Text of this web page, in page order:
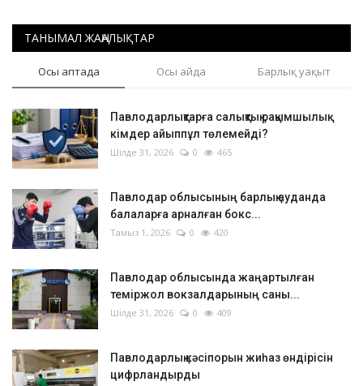
ТАНЫМАЛ ЖАҢАЛЫҚТАР
Осы аптада Осы айда Барлық уақыт
Павлодарлықтарға салықтық рақымшылық:
кімдер айыппұл төлемейді?
Шілде 31, 2026 0 465
Павлодар облысының барлық ауданда
балаларға арналған бокс...
Тамыз 1, 2026 0 420
Павлодар облысында жаңартылған
теміржол вокзалдарының саны...
Шілде 31, 2026 0 409
Павлодарлық кәсіпорын жиһаз өндірісін
цифрландырды